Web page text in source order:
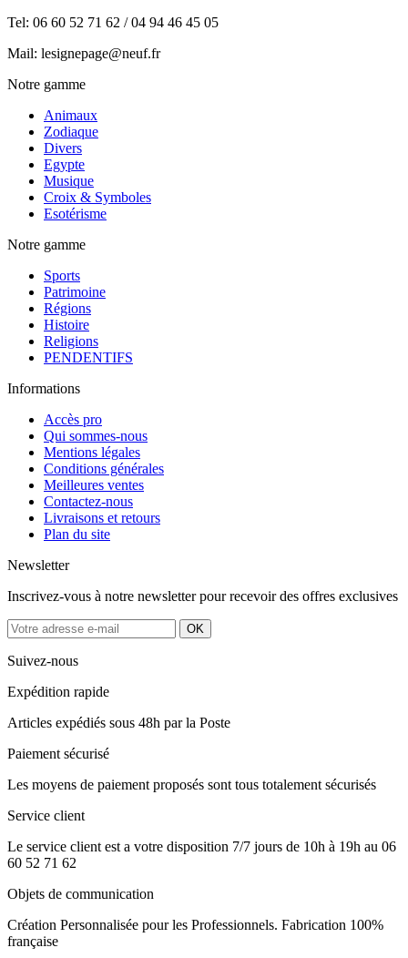
Tel: 06 60 52 71 62 / 04 94 46 45 05
Mail: lesignepage@neuf.fr
Notre gamme
Animaux
Zodiaque
Divers
Egypte
Musique
Croix & Symboles
Esotérisme
Notre gamme
Sports
Patrimoine
Régions
Histoire
Religions
PENDENTIFS
Informations
Accès pro
Qui sommes-nous
Mentions légales
Conditions générales
Meilleures ventes
Contactez-nous
Livraisons et retours
Plan du site
Newsletter
Inscrivez-vous à notre newsletter pour recevoir des offres exclusives
Suivez-nous
Expédition rapide
Articles expédiés sous 48h par la Poste
Paiement sécurisé
Les moyens de paiement proposés sont tous totalement sécurisés
Service client
Le service client est a votre disposition 7/7 jours de 10h à 19h au 06
60 52 71 62
Objets de communication
Création Personnalisée pour les Professionnels. Fabrication 100%
française